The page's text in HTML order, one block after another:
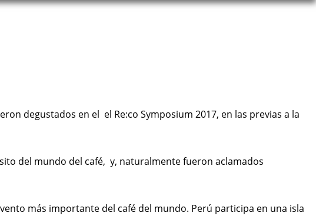
degustados en el el Re:co Symposium 2017, en las previas a la
del mundo del café, y, naturalmente fueron aclamados
más importante del café del mundo. Perú participa en una isla